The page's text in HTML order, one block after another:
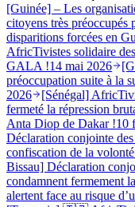
[Guinée] – Les
citoyens très préoccupés
disparitions forcées en
AfricTivistes solidaire
GALA !14 mai 2026
préoccupation suite à la
2026
[Sénégal]
fermeté la répression
Anta Diop de Dakar !10
Déclaration conjointe
confiscation de la
Bissau] Déclaration
condamnent fermement
alertent face au risque